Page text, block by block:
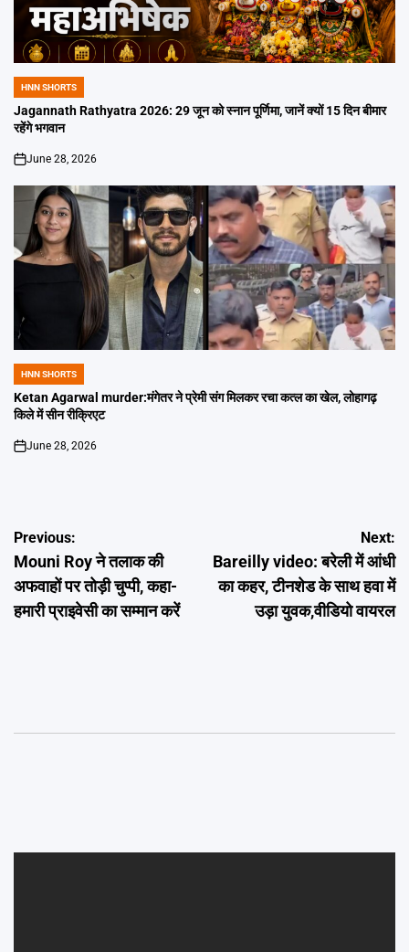
POSTED
IN
HNN SHORTS
Jagannath Rathyatra 2026: 29 जून को स्नान पूर्णिमा, जानें क्यों 15 दिन बीमार
रहेंगे भगवान
on
June 28, 2026
POSTED
IN
HNN SHORTS
Ketan Agarwal murder:मंगेतर ने प्रेमी संग मिलकर रचा कत्ल का खेल, लोहागढ़
किले में सीन रीक्रिएट
on
June 28, 2026
Post
navigation
Previous:
Mouni Roy ने तलाक की
अफवाहों पर तोड़ी चुप्पी, कहा-
हमारी प्राइवेसी का सम्मान करें
Next:
Bareilly video: बरेली में आंधी
का कहर, टीनशेड के साथ हवा में
उड़ा युवक,वीडियो वायरल